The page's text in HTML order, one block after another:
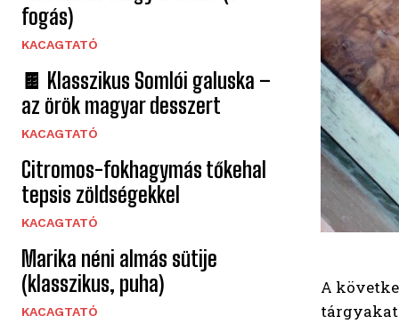
fogás)
KACAGTATÓ
🍫 Klasszikus Somlói galuska –
az örök magyar desszert
KACAGTATÓ
Citromos-fokhagymás tőkehal
tepsis zöldségekkel
KACAGTATÓ
Marika néni almás sütije
(klasszikus, puha)
KACAGTATÓ
A